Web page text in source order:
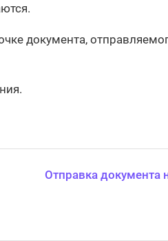
документа,
Отправка документа